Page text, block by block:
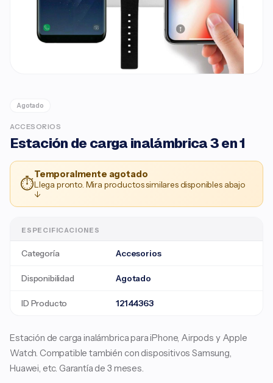
Agotado
ACCESORIOS
Estación de carga inalámbrica 3 en 1
⏱
Temporalmente agotado
Llega pronto. Mira productos similares disponibles abajo
↓
ESPECIFICACIONES
Categoría Accesorios
Disponibilidad Agotado
ID Producto 12144363
Estación de carga inalámbrica para iPhone, Airpods y Apple
Watch. Compatible también con dispositivos Samsung,
Huawei, etc. Garantía de 3 meses.